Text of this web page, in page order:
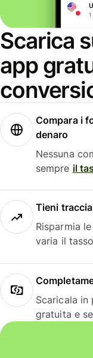
Scarica
app
Compara i
denaro
Nessuna
sempre il
Tieni
Risparmia
varia il
Scaricala in
gratuita e